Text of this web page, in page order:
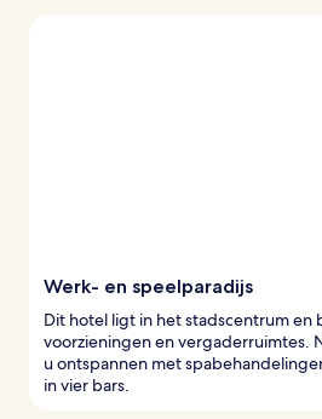
Werk- en speelparadijs
Dit hotel ligt in het stadscentrum en
voorzieningen en vergaderruimtes.
u ontspannen met
in vier bars.